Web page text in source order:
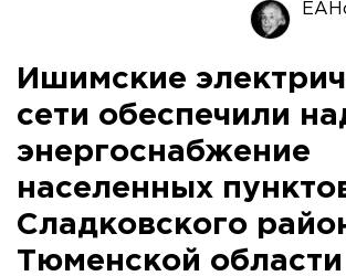
Ишимские
сети обеспечили
энергоснабжение
населенных
Сладковского
Тюменской области